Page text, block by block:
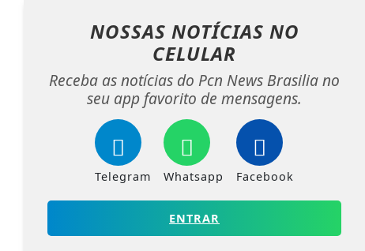
NOSSAS NOTÍCIAS NO
CELULAR
Receba as notícias do Pcn News Brasilia no
seu app favorito de mensagens.
Telegram Whatsapp Facebook
ENTRAR